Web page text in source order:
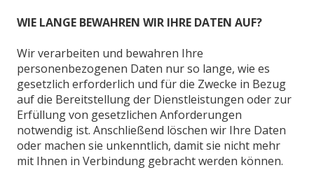
WIE LANGE BEWAHREN WIR IHRE DATEN AUF?
Wir verarbeiten und bewahren Ihre
personenbezogenen Daten nur so lange, wie es
gesetzlich erforderlich und für die Zwecke in Bezug
auf die Bereitstellung der Dienstleistungen oder zur
Erfüllung von gesetzlichen Anforderungen
notwendig ist. Anschließend löschen wir Ihre Daten
oder machen sie unkenntlich, damit sie nicht mehr
mit Ihnen in Verbindung gebracht werden können.